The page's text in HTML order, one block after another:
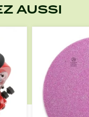
AUSSI